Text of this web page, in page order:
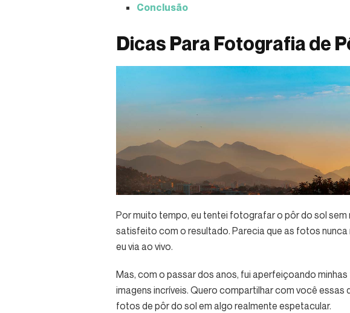
Conclusão
Dicas Para Fotografia de
Por muito tempo, eu tentei fotografar o pôr do sol sem
satisfeito com o resultado. Parecia que as fotos nunca
eu via ao vivo.
Mas, com o passar dos anos, fui aperfeiçoando
imagens incríveis. Quero compartilhar com você
fotos de pôr do sol em algo realmente espetacular.